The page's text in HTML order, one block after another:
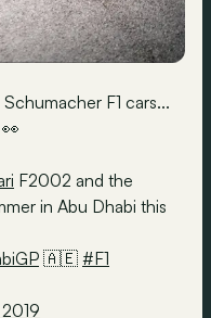
F1 cars...
F2002 and the
in Abu Dhabi this
🇦🇪 #F1